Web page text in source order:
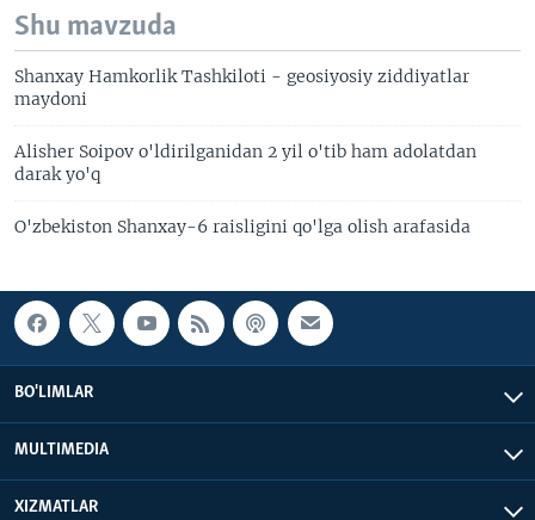
Shu mavzuda
Shanxay Hamkorlik Tashkiloti - geosiyosiy ziddiyatlar
maydoni
Alisher Soipov o'ldirilganidan 2 yil o'tib ham adolatdan
darak yo'q
O'zbekiston Shanxay-6 raisligini qo'lga olish arafasida
BO'LIMLAR
MULTIMEDIA
XIZMATLAR